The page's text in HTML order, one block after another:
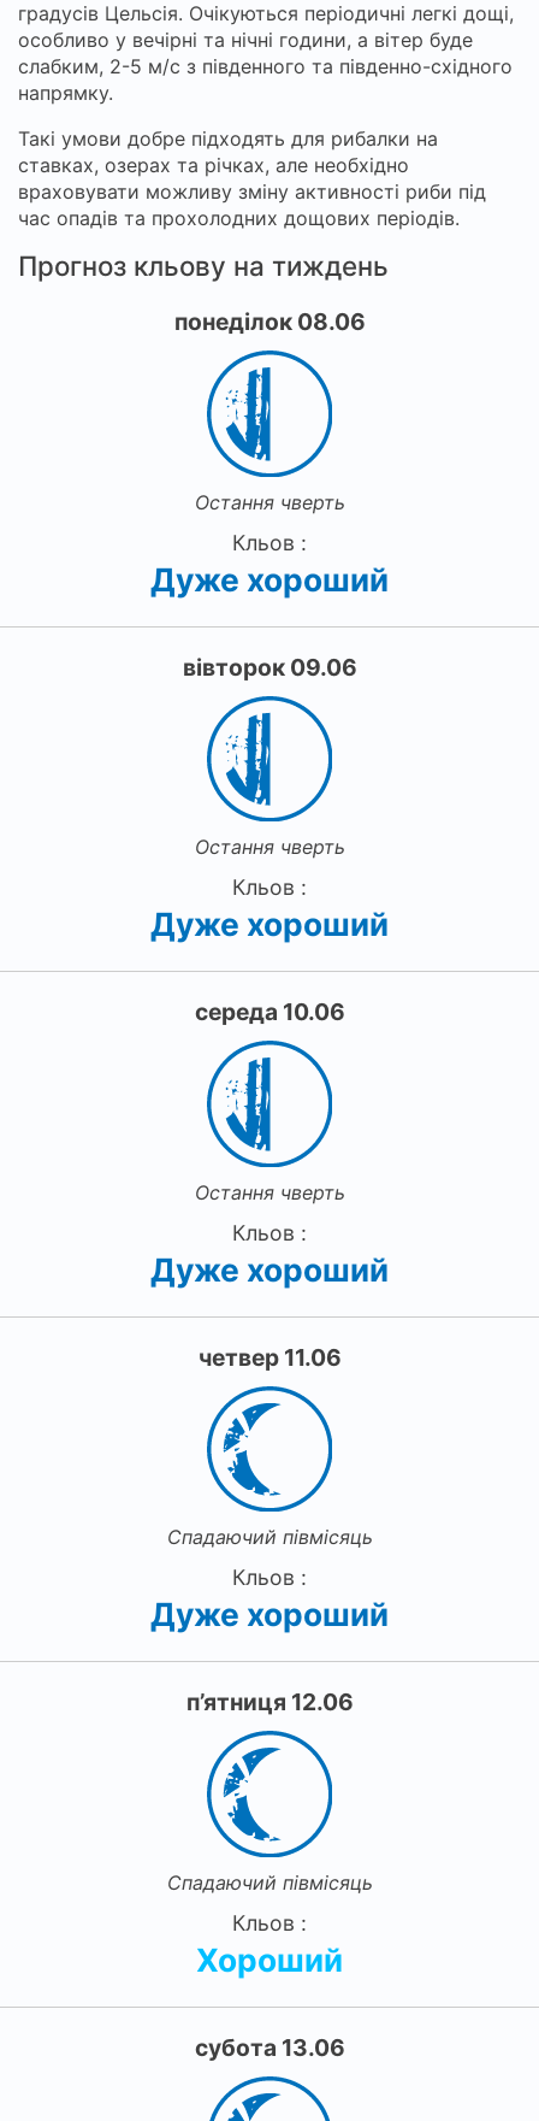
градусів Цельсія. Очікуються періодичні легкі дощі,
особливо у вечірні та нічні години, а вітер буде
слабким, 2-5 м/с з південного та південно-східного
напрямку.
Такі умови добре підходять для рибалки на
ставках, озерах та річках, але необхідно
враховувати можливу зміну активності риби під
час опадів та прохолодних дощових періодів.
Прогноз кльову на тиждень
понеділок 08.06
Остання чверть
Кльов :
Дуже хороший
вівторок 09.06
Остання чверть
Кльов :
Дуже хороший
середа 10.06
Остання чверть
Кльов :
Дуже хороший
четвер 11.06
Спадаючий півмісяць
Кльов :
Дуже хороший
п’ятниця 12.06
Спадаючий півмісяць
Кльов :
Хороший
субота 13.06